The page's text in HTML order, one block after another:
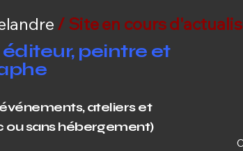
/ Site en cours
peintre et
ateliers et
ou sans hébergement)